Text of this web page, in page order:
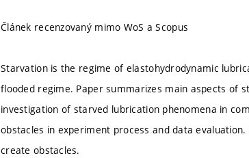
Článek recenzovaný mimo WoS a Scopus
Starvation is the regime of elastohydrodynamic
flooded regime. Paper summarizes main aspects of
investigation of starved lubrication phenomena in
obstacles in experiment process and data
create obstacles.